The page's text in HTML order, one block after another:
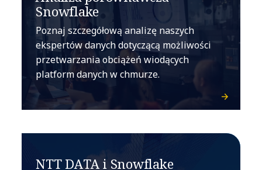
Snowflake
Poznaj szczegółową analizę naszych
ekspertów danych dotyczącą możliwości
przetwarzania obciążeń wiodących
platform danych w chmurze.
NTT DATA i Snowflake